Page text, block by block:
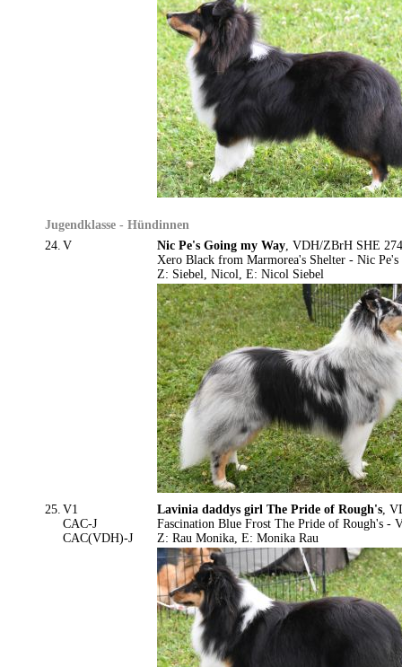
Jugendklasse - Hündinnen
24. V Nic Pe's Going my Way, VDH/ZBrH SHE
Xero Black from Marmorea's Shelter - Nic Pe's
Z: Siebel, Nicol, E: Nicol Siebel
25. V1
CAC-J
CAC(VDH)-J
Lavinia daddys girl The Pride of Rough's,
Fascination Blue Frost The Pride of Rough's -
Z: Rau Monika, E: Monika Rau